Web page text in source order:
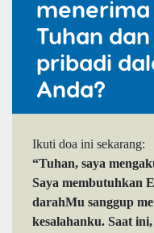
menerima
Tuhan
pribadi
Anda?
Ikuti doa ini sekarang:
“Tuhan, saya
Saya membutuhkan
darahMu sanggup
kesalahanku. Saat